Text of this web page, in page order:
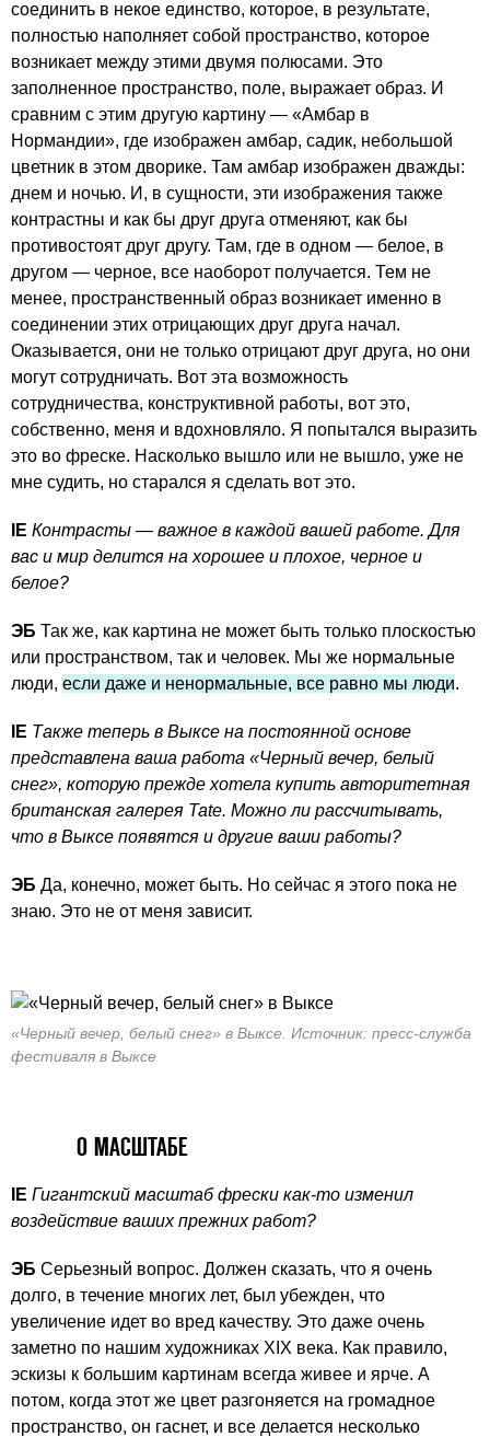
соединить в некое единство, которое, в результате,
полностью наполняет собой пространство, которое
возникает между этими двумя полюсами. Это
заполненное пространство, поле, выражает образ. И
сравним с этим другую картину — «Амбар в
Нормандии», где изображен амбар, садик, небольшой
цветник в этом дворике. Там амбар изображен дважды:
днем и ночью. И, в сущности, эти изображения также
контрастны и как бы друг друга отменяют, как бы
противостоят друг другу. Там, где в одном — белое, в
другом — черное, все наоборот получается. Тем не
менее, пространственный образ возникает именно в
соединении этих отрицающих друг друга начал.
Оказывается, они не только отрицают друг друга, но они
могут сотрудничать. Вот эта возможность
сотрудничества, конструктивной работы, вот это,
собственно, меня и вдохновляло. Я попытался выразить
это во фреске. Насколько вышло или не вышло, уже не
мне судить, но старался я сделать вот это.
IE Контрасты — важное в каждой вашей работе. Для
вас и мир делится на хорошее и плохое, черное и
белое?
ЭБ Так же, как картина не может быть только плоскостью
или пространством, так и человек. Мы же нормальные
люди, если даже и ненормальные, все равно мы люди.
IE Также теперь в Выксе на постоянной основе
представлена ваша работа «Черный вечер, белый
снег», которую прежде хотела купить авторитетная
британская галерея Tate. Можно ли рассчитывать,
что в Выксе появятся и другие ваши работы?
ЭБ Да, конечно, может быть. Но сейчас я этого пока не
знаю. Это не от меня зависит.
«Черный вечер, белый снег» в Выксе. Источник: пресс-служба
фестиваля в Выксе
О МАСШТАБЕ
IE Гигантский масштаб фрески как-то изменил
воздействие ваших прежних работ?
ЭБ Серьезный вопрос. Должен сказать, что я очень
долго, в течение многих лет, был убежден, что
увеличение идет во вред качеству. Это даже очень
заметно по нашим художниках XIX века. Как правило,
эскизы к большим картинам всегда живее и ярче. А
потом, когда этот же цвет разгоняется на громадное
пространство, он гаснет, и все делается несколько